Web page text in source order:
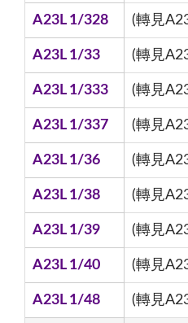
A23L 1/328 (轉見
A23L 1/33 (轉見
A23L 1/333 (轉見
A23L 1/337 (轉見
A23L 1/36 (轉見
A23L 1/38 (轉見
A23L 1/39 (轉見
A23L 1/40 (轉見
A23L 1/48 (轉見